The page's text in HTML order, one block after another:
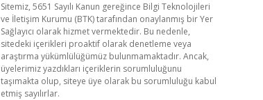
Sitemiz, 5651 Sayılı Kanun gereğince Bilgi Teknolojileri
ve İletişim Kurumu (BTK) tarafından onaylanmış bir Yer
Sağlayıcı olarak hizmet vermektedir. Bu nedenle,
sitedeki içerikleri proaktif olarak denetleme veya
araştırma yükümlülüğümüz bulunmamaktadır. Ancak,
üyelerimiz yazdıkları içeriklerin sorumluluğunu
taşımakta olup, siteye üye olarak bu sorumluluğu kabul
etmiş sayılırlar.